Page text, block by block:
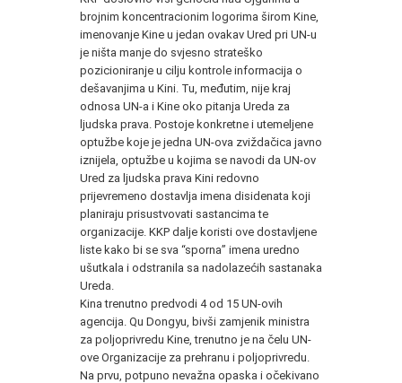
brojnim koncentracionim logorima širom Kine,
imenovanje Kine u jedan ovakav Ured pri UN-u
je ništa manje do svjesno strateško
pozicioniranje u cilju kontrole informacija o
dešavanjima u Kini. Tu, međutim, nije kraj
odnosa UN-a i Kine oko pitanja Ureda za
ljudska prava. Postoje konkretne i utemeljene
optužbe koje je jedna UN-ova zviždačica javno
iznijela, optužbe u kojima se navodi da UN-ov
Ured za ljudska prava Kini redovno
prijevremeno dostavlja imena disidenata koji
planiraju prisustvovati sastancima te
organizacije. KKP dalje koristi ove dostavljene
liste kako bi se sva “sporna” imena uredno
ušutkala i odstranila sa nadolazećih sastanaka
Ureda.
Kina trenutno predvodi 4 od 15 UN-ovih
agencija. Qu Dongyu, bivši zamjenik ministra
za poljoprivredu Kine, trenutno je na čelu UN-
ove Organizacije za prehranu i poljoprivredu.
Na prvu, potpuno nevažna opaska i očekivano